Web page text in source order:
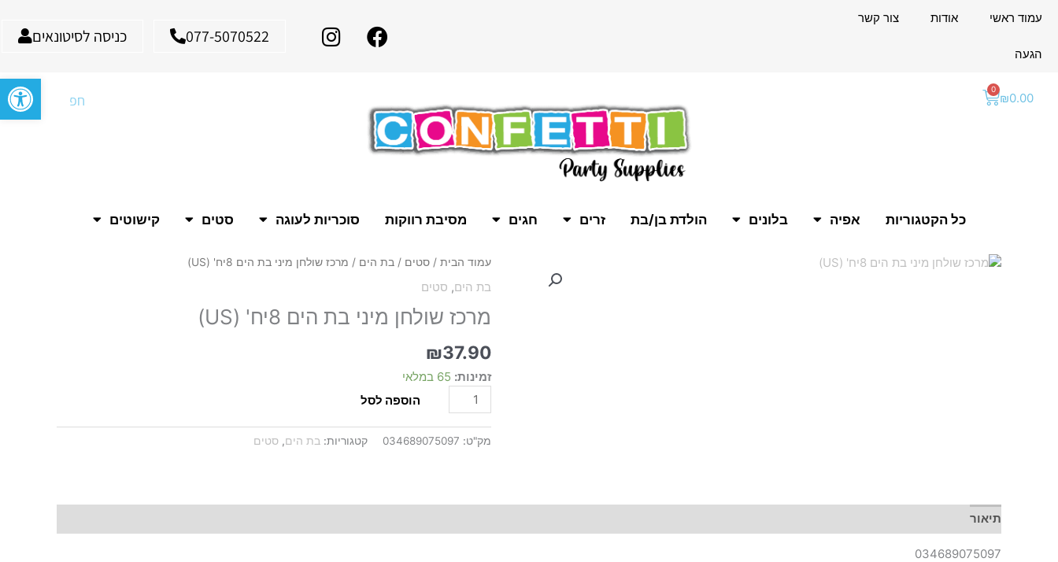
פתח
לתוכןעמוד ראשי אודות צור קשר
הגעה
F
a
b
o
o
I
n
077-5070522 כניסה לסיטונאים
₪0.00
0
עגלת
כל הקטגוריות אפיה בלונים הולדת בן/בת זרים חגים מסיבת רווקות סוכריות לעוגה סטים קישוטים
עמוד הבית / סטים / בת הים / מרכז שולחן מיני בת הים 8יח' (US)
בת הים, סטים
מרכז שולחן מיני בת הים 8יח' (US)
₪37.90
זמינות: 65 במלאי
כמות
מרכז
שולחן
בת
8יח'
הוספה לסל
מק"ט: 034689075097 קטגוריות: בת הים, סטים
תיאור
034689075097